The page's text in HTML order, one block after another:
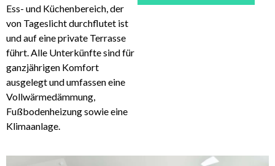
Ess- und Küchenbereich, der
von Tageslicht durchflutet ist
und auf eine private Terrasse
führt. Alle Unterkünfte sind für
ganzjährigen Komfort
ausgelegt und umfassen eine
Vollwärmedämmung,
Fußbodenheizung sowie eine
Klimaanlage.